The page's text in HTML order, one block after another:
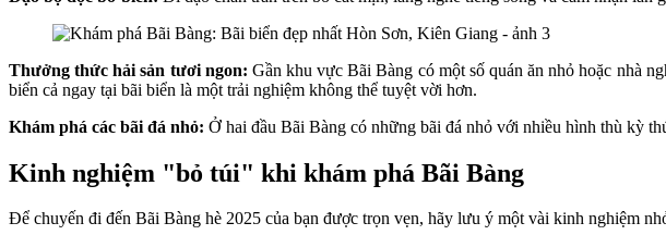
Thưởng thức hải sản tươi ngon: Gần khu vực Bãi Bàng có một số quán ăn nhỏ hoặc nhà
biển cả ngay tại bãi biển là một trải nghiệm không thể tuyệt vời hơn.
Khám phá các bãi đá nhỏ: Ở hai đầu Bãi Bàng có những bãi đá nhỏ với nhiều hình thù kỳ
Kinh nghiệm "bỏ túi" khi khám phá Bãi Bàng
Để chuyến đi đến Bãi Bàng hè 2025 của bạn được trọn vẹn, hãy lưu ý một vài kinh nghiệm